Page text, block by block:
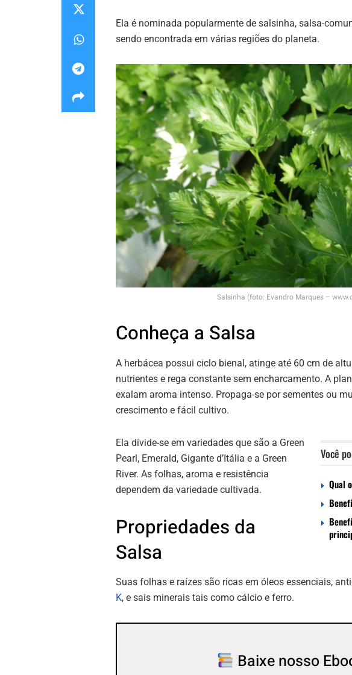
Ela é nominada popularmente de salsinha, salsa-
sendo encontrada em várias regiões do planeta.
Salsinha (foto: Evandro Marques –
Conheça a Salsa
A herbácea possui ciclo bienal, atinge até 60 cm de
nutrientes e rega constante sem encharcamento. A
exalam aroma intenso. Propaga-se por sementes ou
crescimento e fácil cultivo.
Você
Qual
Ela divide-se em variedades que são a Green
Pearl, Emerald, Gigante d’Itália e a Green
River. As folhas, aroma e resistência
dependem da variedade cultivada.
Propriedades da
Salsa
Suas folhas e raízes são ricas em óleos essenciais,
K, e sais minerais tais como cálcio e ferro.
Baixe nosso